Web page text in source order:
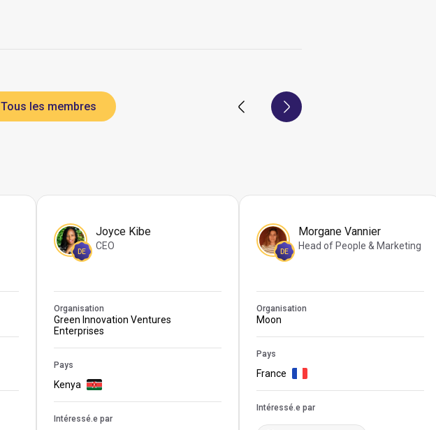
Tous les membres
DE
Joyce Kibe
CEO
Organisation
Green Innovation Ventures
Enterprises
Pays
Kenya
Intéressé.e par
DE
Morgane Vannier
Head of People & Marketing
Organisation
Moon
Pays
France
Intéressé.e par